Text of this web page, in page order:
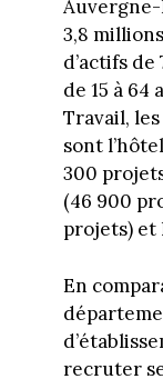
3,8
d’actifs
de 15 à 64
Travail,
sont
300
(46 900
projets) et
En
recruter